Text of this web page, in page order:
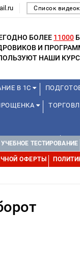
Список
БОЛЕЕ 11000
И
НАШИ
В 1С
ШКОЛЬНИКОВ
УЧЕБНОЕ ТЕСТИРОВАНИЕ
ОФЕРТЫ